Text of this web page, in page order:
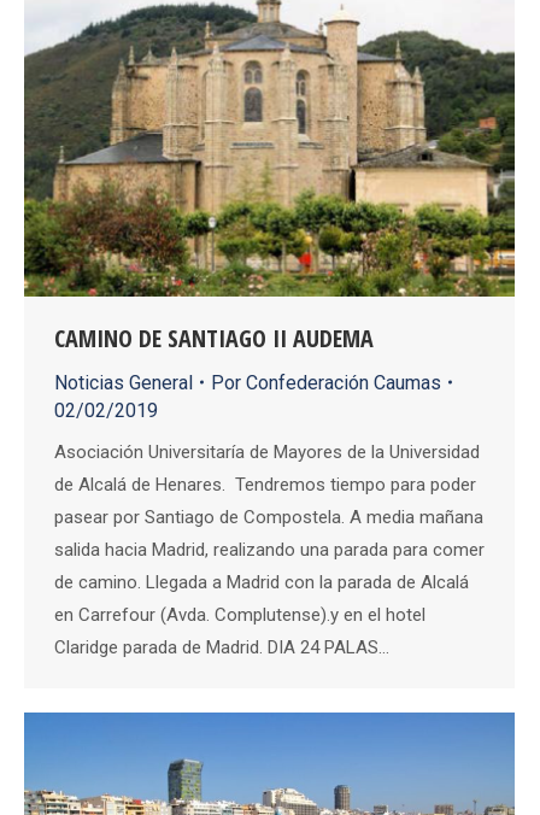
CAMINO DE SANTIAGO II AUDEMA
Noticias General Por Confederación Caumas
02/02/2019
Asociación Universitaría de Mayores de la Universidad
de Alcalá de Henares. Tendremos tiempo para poder
pasear por Santiago de Compostela. A media mañana
salida hacia Madrid, realizando una parada para comer
de camino. Llegada a Madrid con la parada de Alcalá
en Carrefour (Avda. Complutense).y en el hotel
Claridge parada de Madrid. DIA 24 PALAS…